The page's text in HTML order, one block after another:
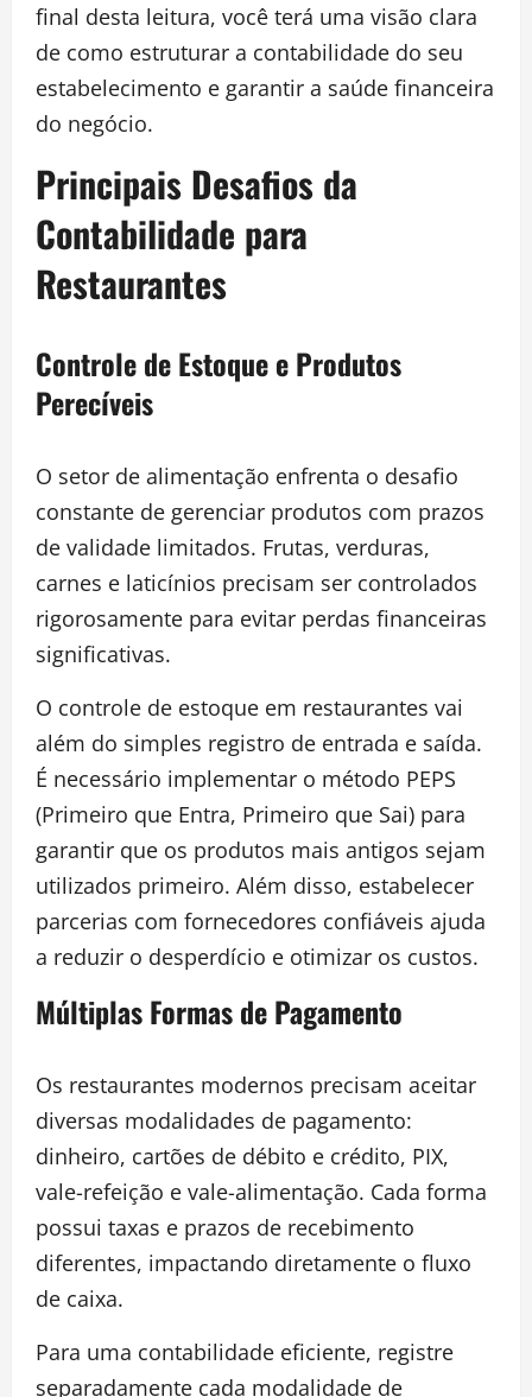
final desta leitura, você terá uma visão clara
de como estruturar a contabilidade do seu
estabelecimento e garantir a saúde financeira
do negócio.
Principais Desafios da
Contabilidade para
Restaurantes
Controle de Estoque e Produtos
Perecíveis
O setor de alimentação enfrenta o desafio
constante de gerenciar produtos com prazos
de validade limitados. Frutas, verduras,
carnes e laticínios precisam ser controlados
rigorosamente para evitar perdas financeiras
significativas.
O controle de estoque em restaurantes vai
além do simples registro de entrada e saída.
É necessário implementar o método PEPS
(Primeiro que Entra, Primeiro que Sai) para
garantir que os produtos mais antigos sejam
utilizados primeiro. Além disso, estabelecer
parcerias com fornecedores confiáveis ajuda
a reduzir o desperdício e otimizar os custos.
Múltiplas Formas de Pagamento
Os restaurantes modernos precisam aceitar
diversas modalidades de pagamento:
dinheiro, cartões de débito e crédito, PIX,
vale-refeição e vale-alimentação. Cada forma
possui taxas e prazos de recebimento
diferentes, impactando diretamente o fluxo
de caixa.
Para uma contabilidade eficiente, registre
separadamente cada modalidade de